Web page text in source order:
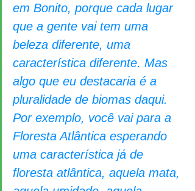
em Bonito, porque cada lugar
que a gente vai tem uma
beleza diferente, uma
característica diferente. Mas
algo que eu destacaria é a
pluralidade de biomas daqui.
Por exemplo, você vai para a
Floresta Atlântica esperando
uma característica já de
floresta atlântica, aquela mata,